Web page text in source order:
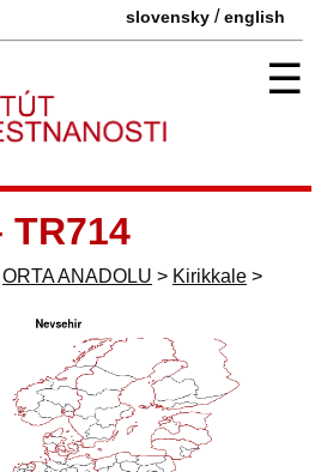
slovensky /english
☰
TR714
ORTA ANADOLU > Kirikkale >